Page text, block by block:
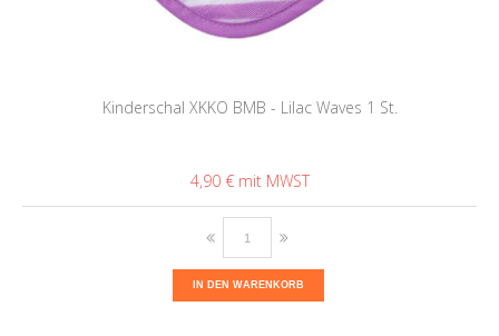
Kinderschal XKKO BMB - Lilac Waves 1 St.
4,90 €
IN DEN WARENKORB